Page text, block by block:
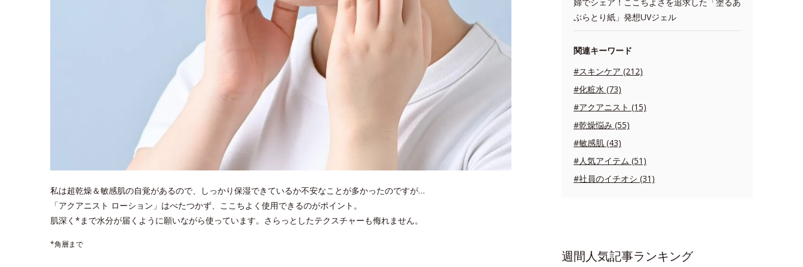
私は超乾燥＆敏感肌の自覚があるので、しっかり保湿できているか不安なことが多かったのですが…
「アクアニスト ローション」はべたつかず、ここちよく使用できるのがポイント。
肌深く*まで水分が届くように願いながら使っています。さらっとしたテクスチャーも侮れません。
*角層まで
ぶらとり紙」発想UVジェル
関連キーワード
#スキンケア (212)
#化粧水 (73)
#アクアニスト (15)
#乾燥悩み (55)
#敏感肌 (43)
#人気アイテム (51)
#社員のイチオシ (31)
週間人気記事ランキング